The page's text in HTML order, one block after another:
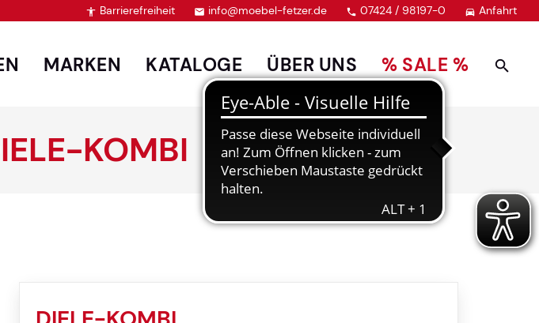
 Barrierefreiheit  info@moebel-fetzer.de  07424 / 98197-0  Anfahrt
MARKEN KATALOGE ÜBER UNS % SALE %
KOMBI